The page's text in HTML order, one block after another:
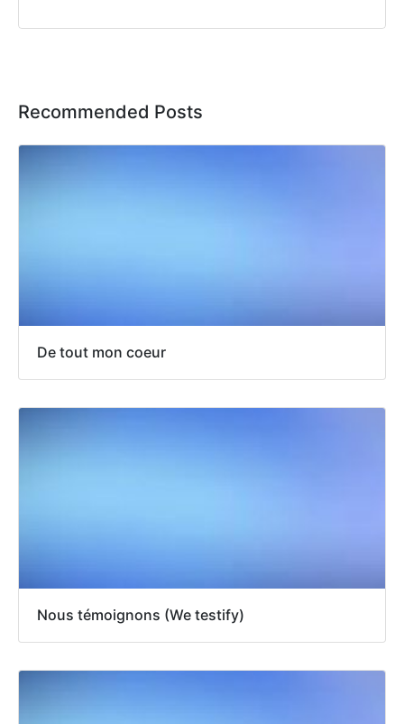
Recommended Posts
De tout mon coeur
Nous témoignons (We testify)